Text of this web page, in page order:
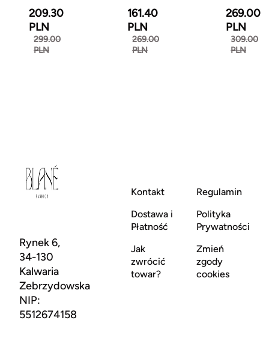
209.30
PLN
299.00
PLN
161.40
PLN
269.00
PLN
269.00
PLN
309.00
PLN
Rynek 6,
34-130
Kalwaria
Zebrzydowska
NIP:
5512674158
Kontakt
Dostawa i
Płatność
Jak
zwrócić
towar?
Regulamin
Polityka
Prywatności
Zmień
zgody
cookies